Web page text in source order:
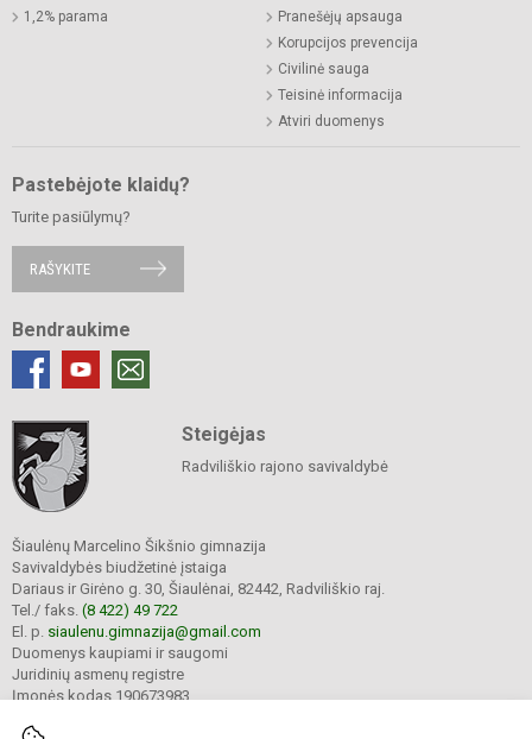
1,2% parama
Pranešėjų apsauga
Korupcijos prevencija
Civilinė sauga
Teisinė informacija
Atviri duomenys
Pastebėjote klaidų?
Turite pasiūlymų?
RAŠYKITE
Bendraukime
Steigėjas
Radviliškio rajono savivaldybė
Šiaulėnų Marcelino Šikšnio gimnazija
Savivaldybės biudžetinė įstaiga
Dariaus ir Girėno g. 30, Šiaulėnai, 82442, Radviliškio raj.
Tel./ faks. (8 422) 49 722
El. p. siaulenu.gimnazija@gmail.com
Duomenys kaupiami ir saugomi
Juridinių asmenų registre
Įmonės kodas 190673983